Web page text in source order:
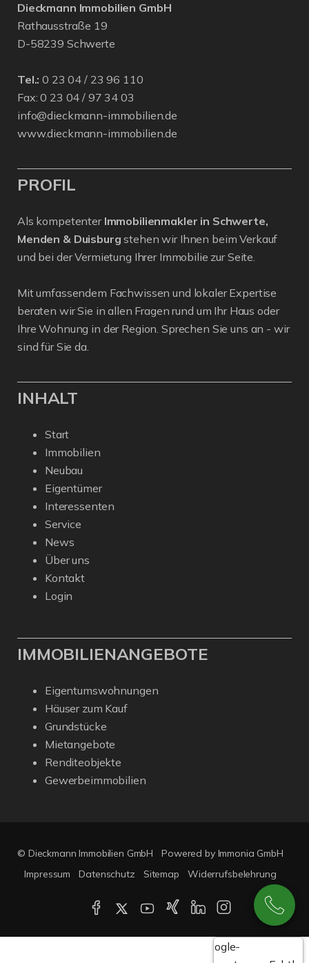
Dieckmann Immobilien GmbH
Rathausstraße 19
D-58239 Schwerte
Tel.: 0 23 04 / 23 96 110
Fax: 0 23 04 / 97 34 03
info@dieckmann-immobilien.de
www.dieckmann-immobilien.de
PROFIL
Als kompetenter Immobilienmakler in Schwerte,
Menden & Duisburg stehen wir Ihnen beim Verkauf
und bei der Vermietung Ihrer Immobilie zur Seite.
Mit umfassendem Fachwissen und lokaler Expertise
beraten wir Sie in allen Fragen rund um Ihr Haus oder
Ihre Wohnung in der Region. Sprechen Sie uns an - wir
sind für Sie da.
INHALT
Start
Immobilien
Neubau
Eigentümer
Interessenten
Service
News
Über uns
Kontakt
Login
IMMOBILIENANGEBOTE
Eigentumswohnungen
Häuser zum Kauf
Grundstücke
Mietangebote
Renditeobjekte
Gewerbeimmobilien
© Dieckmann Immobilien GmbH
Powered by Immonia GmbH
Impressum
Datenschutz Sitemap Widerrufsbelehrung
Google-